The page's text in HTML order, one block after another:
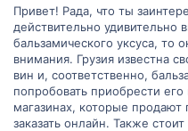
Привет! Рада, что ты
действительно удивительно
бальзамического уксуса, то
внимания. Грузия известна
вин и, соответственно,
попробовать приобрести
магазинах, которые продают
заказать онлайн. Также